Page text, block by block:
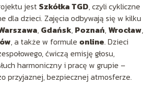
jest Szkółka TGD, czyli cykliczne
dla dzieci. Zajęcia odbywają się w kilku
, Gdańsk, Poznań,Wrocław,
, a także w formule online. Dzieci
ćwiczą emisję głosu,
harmoniczny i pracę w grupie –
przyjaznej, bezpiecznej atmosferze.